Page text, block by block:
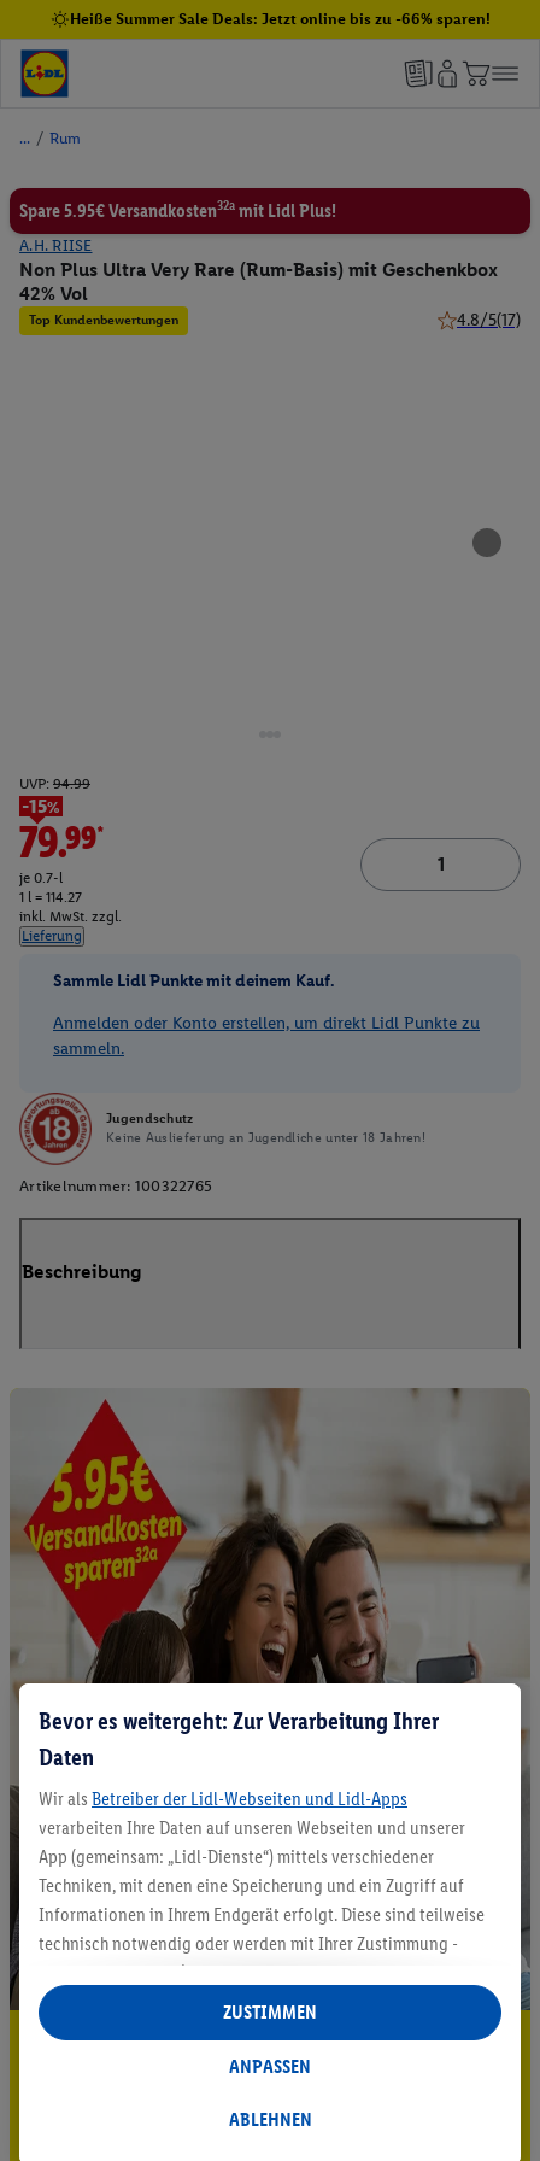
Heiße Summer Sale Deals: Jetzt online bis zu -66% sparen!
/ Rum
Spare 5.95€ Versandkosten32a mit Lidl Plus!
A.H. RIISE
Non Plus Ultra Very Rare (Rum-Basis) mit Geschenkbox
42% Vol
Top Kundenbewertungen 4.8/5(17)
UVP: 94.99
-15%
79.99*
je 0.7-l
1 l = 114.27
inkl. MwSt. zzgl.
Lieferung
Sammle Lidl Punkte mit deinem Kauf.
Anmelden oder Konto erstellen, um direkt Lidl Punkte zu
sammeln.
Jugendschutz
Keine Auslieferung an Jugendliche unter 18 Jahren!
Artikelnummer: 100322765
Beschreibung
5.95 € Versand sparen³²ᵃ
Bevor es weitergeht: Zur Verarbeitung Ihrer
Daten
Wir als Betreiber der Lidl-Webseiten und Lidl-Apps
verarbeiten Ihre Daten auf unseren Webseiten und unserer
App (gemeinsam: „Lidl-Dienste“) mittels verschiedener
Techniken, mit denen eine Speicherung und ein Zugriff auf
Informationen in Ihrem Endgerät erfolgt. Diese sind teilweise
technisch notwendig oder werden mit Ihrer Zustimmung -
auch durch Partner (u.a.
Verantwortliche; im Zusammenhang mit dem IAB TCF
insgesamt
Statistik-Erstellung oder für personalisierte Werbung
Datenverarbeitungen für personalisierte Werbung werden
ABLEHNEN
ANPASSEN
ZUSTIMMEN